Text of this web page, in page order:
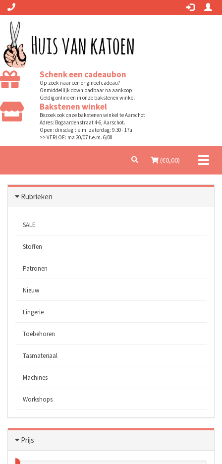
Schenk een cadeaubon
Op zoek naar een origineel cadeau?
Onmiddellijk downloadbaar na aankoop
Geldig online en in onze bakstenen winkel
Bakstenen winkel
Bezoek ook onze bakstenen winkel te Aarschot
Adres: Bogaardenstraat 4-6, Aarschot.
Open: dinsdag t.e.m. zaterdag: 9.30 - 17u.
>> VERLOF: ma 20/07 t.e.m. 6/08
(€0,00)
Rubrieken
SALE
Stoffen
Patronen
Nieuw
Lingerie
Toebehoren
Tasmateriaal
Machines
Workshops
Prijs